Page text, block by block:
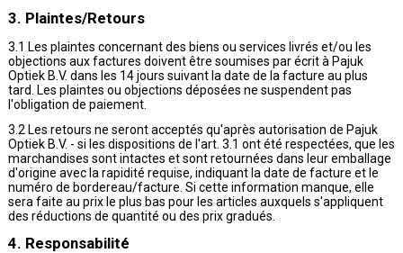
3. Plaintes/Retours
3.1 Les plaintes concernant des biens ou services livrés et/ou les
objections aux factures doivent être soumises par écrit à Pajuk
Optiek B.V. dans les 14 jours suivant la date de la facture au plus
tard. Les plaintes ou objections déposées ne suspendent pas
l'obligation de paiement.
3.2 Les retours ne seront acceptés qu'après autorisation de Pajuk
Optiek B.V. - si les dispositions de l'art. 3.1 ont été respectées, que les
marchandises sont intactes et sont retournées dans leur emballage
d'origine avec la rapidité requise, indiquant la date de facture et le
numéro de bordereau/facture. Si cette information manque, elle
sera faite au prix le plus bas pour les articles auxquels s'appliquent
des réductions de quantité ou des prix gradués.
4. Responsabilité